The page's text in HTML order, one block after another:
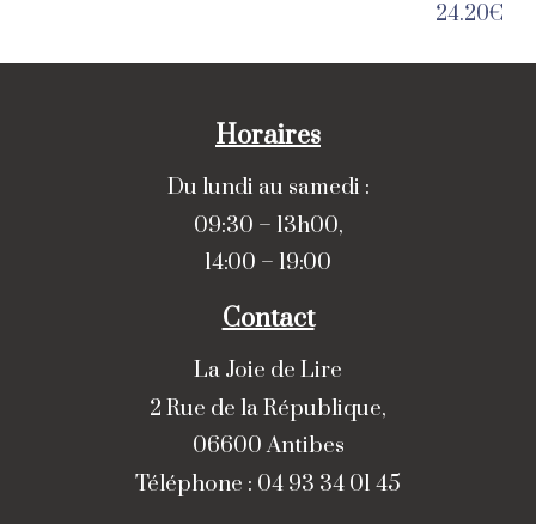
24.20€
Horaires
Du lundi au samedi :
09:30 – 13h00,
14:00 – 19:00
Contact
La Joie de Lire
2 Rue de la République,
06600 Antibes
Téléphone : 04 93 34 01 45